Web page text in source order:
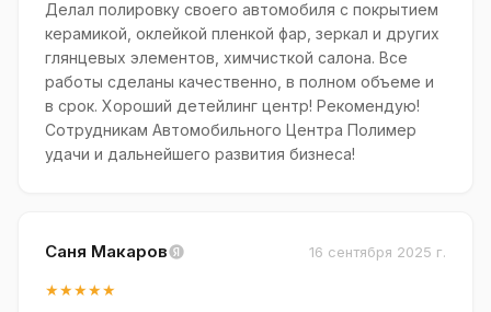
Делал полировку своего автомобиля с покрытием
керамикой, оклейкой пленкой фар, зеркал и других
глянцевых элементов, химчисткой салона. Все
работы сделаны качественно, в полном объеме и
в срок. Хороший детейлинг центр! Рекомендую!
Сотрудникам Автомобильного Центра Полимер
удачи и дальнейшего развития бизнеса!
Саня Макаров 16 сентября 2025 г.
★★★★★